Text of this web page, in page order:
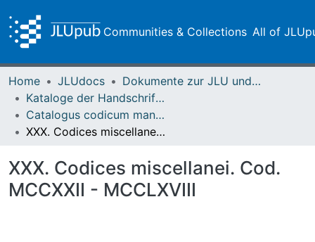
Communities & Collections All of
Home JLUdocs
Dokumente zur JLU und ihren Sammlungen
Kataloge der Handschriften der Universitätsbibliothek
Catalogus codicum manuscriptorum Bibliothecae Academicae Gissensis – Adrian
XXX. Codices miscellanei. Cod. MCCXXII - MCCLXVIII
XXX. Codices miscellanei. Cod.
MCCXXII - MCCLXVIII